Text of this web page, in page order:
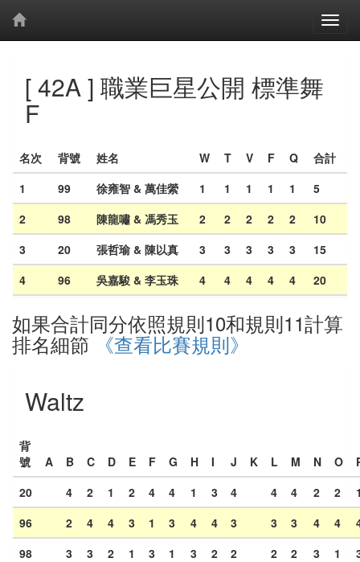
[ 42A ] 職業巨星公開 標準舞
F
名次 背號 姓名 W T V F Q
合計
1
99 徐雍智 & 萬佳縈 1 1 1 1 1
5
2
98 陳龍嘯 & 馮秀玉 2 2 2 2 2
10
3
20 張哲瑜 & 陳以真 3 3 3 3 3
15
4
96 吳嘉駿 & 李玉珠 4 4 4 4 4 20
如果合計同分依照規則10和規則11計算
排名細節 《查看比賽規則》
Waltz
背
號
A B C D E F G H I J K L M N O
20
4 2 1 2 4 4 1 3 4 4 4 2 2
96
2 4 4 3 1 3 4 4 3 3 3 4 4
98
3 3 2 1 3 1 3 2 2 2 2 3 1